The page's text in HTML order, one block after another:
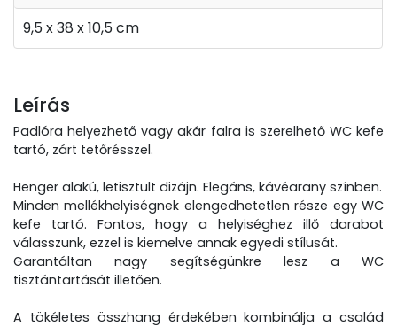
9,5 x 38 x 10,5 cm
Leírás
Padlóra helyezhető vagy akár falra is szerelhető WC kefe
tartó, zárt tetőrésszel.
Henger alakú, letisztult dizájn. Elegáns, kávéarany színben.
Minden mellékhelyiségnek elengedhetetlen része egy WC
kefe tartó. Fontos, hogy a helyiséghez illő darabot
válasszunk, ezzel is kiemelve annak egyedi stílusát.
Garantáltan nagy segítségünkre lesz a WC
tisztántartását illetően.
A tökéletes összhang érdekében kombinálja a család